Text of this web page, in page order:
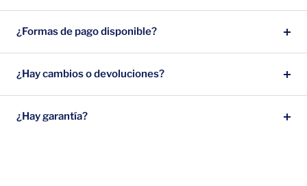
¿Formas de pago disponible?
¿Hay cambios o devoluciones?
¿Hay garantía?